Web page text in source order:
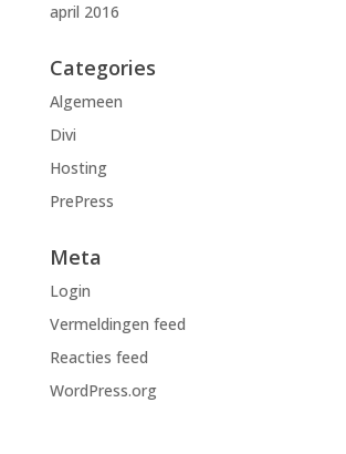
april 2016
Categories
Algemeen
Divi
Hosting
PrePress
Meta
Login
Vermeldingen feed
Reacties feed
WordPress.org